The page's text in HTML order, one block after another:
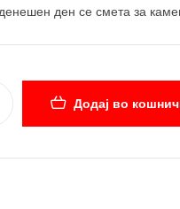
ден се смета за
Додај во